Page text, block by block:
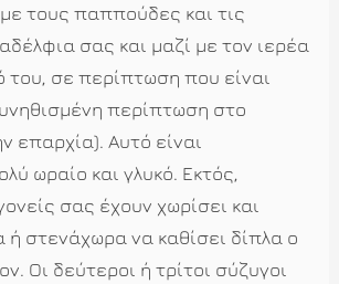
τους παππούδες και τις
σας και μαζί με τον ιερέα
του, σε περίπτωση που είναι
περίπτωση στο
επαρχία). Αυτό είναι
ωραίο και γλυκό. Εκτός,
σας έχουν χωρίσει και
ή στενάχωρα να καθίσει δίπλα ο
Οι δεύτεροι ή τρίτοι σύζυγοι